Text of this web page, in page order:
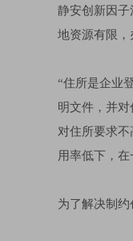
静安创新因子
地资源有限，
“住所是企业
明文件，并
对住所要求
用率低下，
为了解决制约